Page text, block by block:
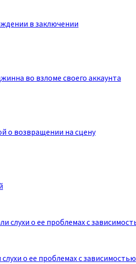
в заключении
во взломе своего аккаунта
о возвращении на сцену
о ее проблемах с зависимостью